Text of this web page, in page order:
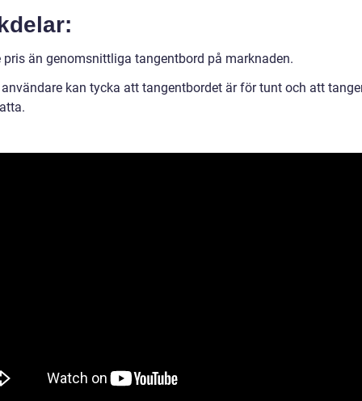
pris än genomsnittliga tangentbord på marknaden.
kan tycka att tangentbordet är för tunt och att